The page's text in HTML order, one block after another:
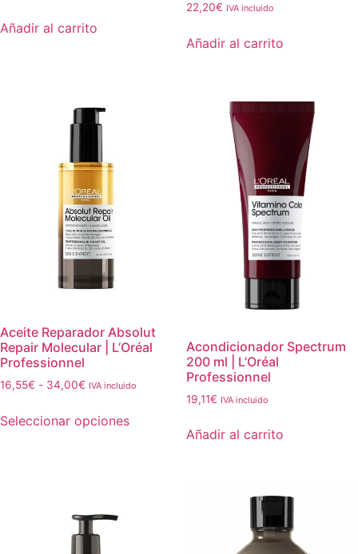
Añadir al carrito
22,20€ IVA incluido
Añadir al carrito
Aceite Reparador Absolut
Repair Molecular | L’Oréal
Professionnel
16,55€ - 34,00€ IVA incluido
Seleccionar opciones
Acondicionador Spectrum
200 ml | L’Oréal
Professionnel
19,11€ IVA incluido
Añadir al carrito